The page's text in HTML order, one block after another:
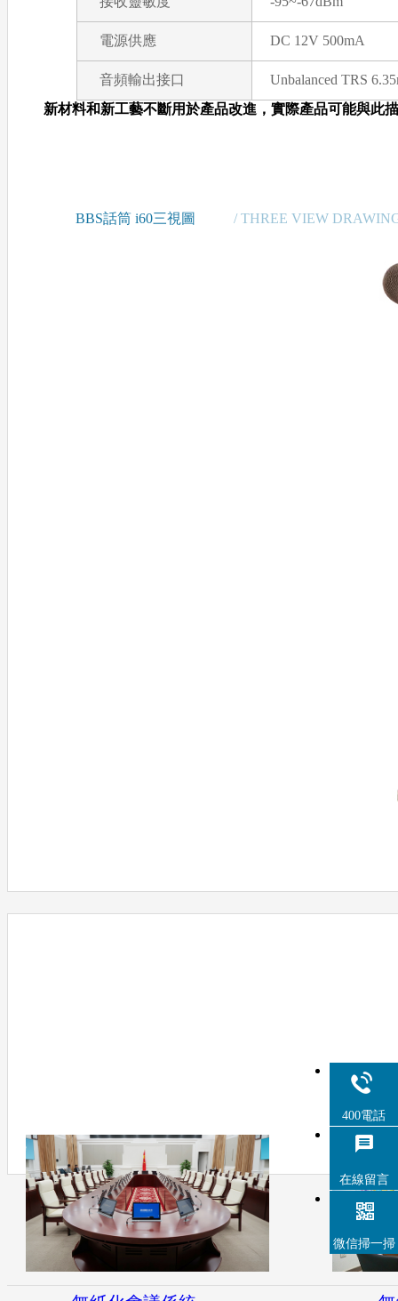
電源供應 DC 12V 500mA
音頻輸出接口
Unbalanced TRS
新材料和新工藝不斷用於產品改進，實際產品可能與此描
BBS話筒 i60三視圖 / THREE VIEW
400電話
在線留言
微信掃一掃